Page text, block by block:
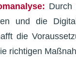
Durch
und die
die
richtigen